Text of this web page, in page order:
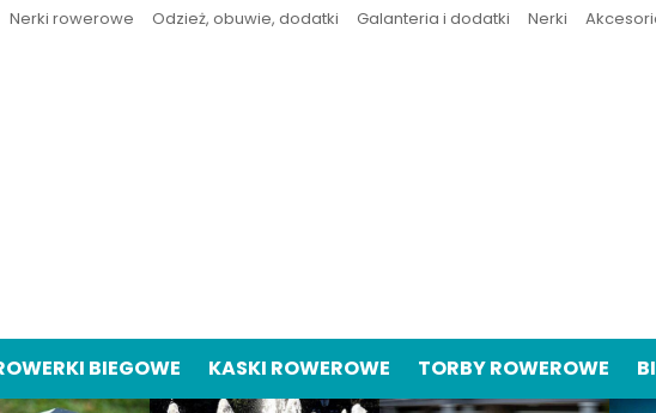
Nerki rowerowe Odzież, obuwie, dodatki Galanteria i dodatki Nerki
BIEGOWE KASKI ROWEROWE TORBY ROWEROWE